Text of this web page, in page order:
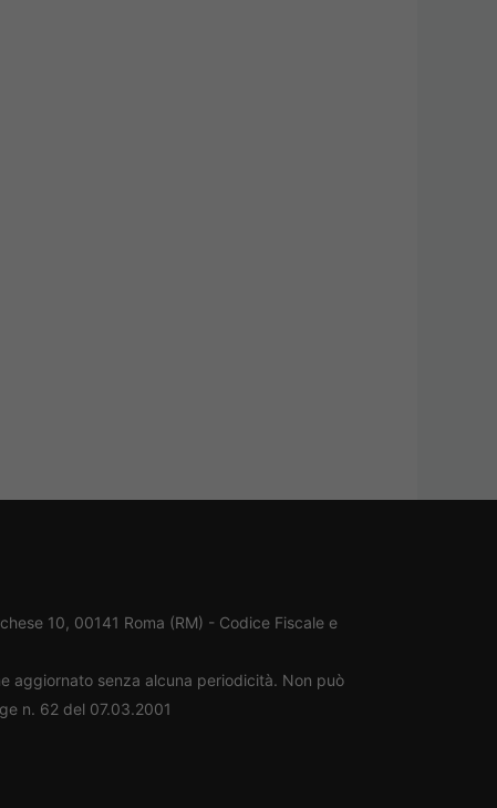
10, 00141 Roma (RM) - Codice Fiscale e
aggiornato senza alcuna periodicità. Non può
n. 62 del 07.03.2001